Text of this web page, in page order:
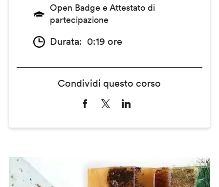
Open Badge e Attestato di
partecipazione
Durata 0:19 ore
Condividi questo corso